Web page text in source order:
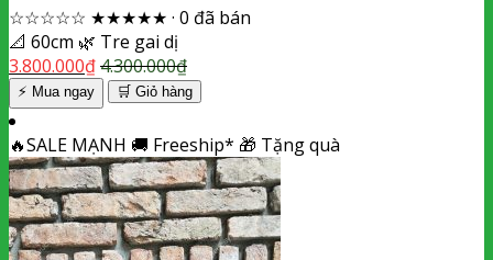
☆☆☆☆☆ ★★★★★ · 0 đã bán
📐 60cm 🌿 Tre gai dị
3.800.000₫4.300.000₫
⚡ Mua ngay 🛒 Giỏ hàng
🔥SALE MẠNH 🚚 Freeship* 🎁 Tặng quà